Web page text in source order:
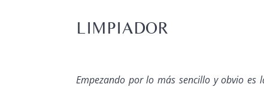
LIMPIADOR
Empezando por lo más sencillo y obvio es